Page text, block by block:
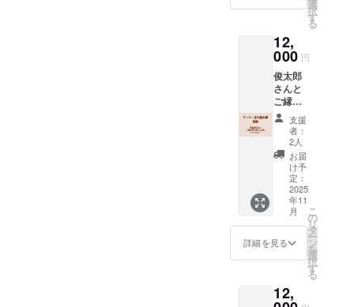
集は
ページ
程度を
予定し
ていま
す。 ※2
冊分お
得な
セット
です。
選
択
す
る
12,
000 円
俊太郎
さんと
ご縁の
深い詩
人たち
による
アンソ
ロジー
［テー
マ：谷
川俊太
郎］詩
集本体
+ 古川
編集に
よる小
ヅル１
２号
支援
者：
2人
お届
け予
定：
2025
年11
月
詳細を見る
こ
の
リ
タ
ー
ン
を
選
択
す
る
12,